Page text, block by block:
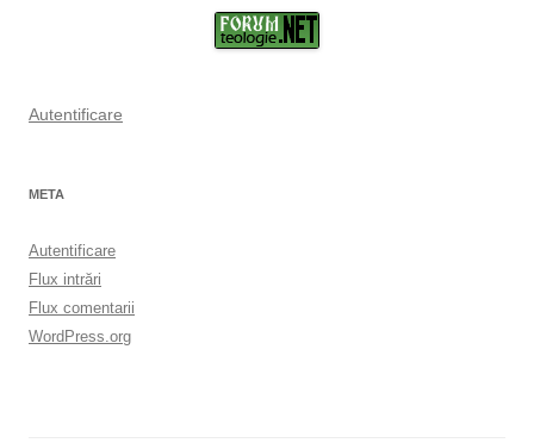
Autentificare
META
Autentificare
Flux intrări
Flux comentarii
WordPress.org